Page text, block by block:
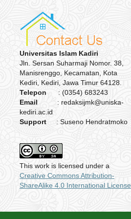
Universitas Islam Kadiri
Jln. Sersan Suharmaji Nomor. 38,
Manisrenggo, Kecamatan, Kota
Kediri, Kediri, Jawa Timur 64128.
Telepon : (0354) 683243
Email
: redaksijmk@uniska-
kediri.ac.id
Support : Suseno Hendratmoko
This work is licensed under a
Creative Commons Attribution-
ShareAlike 4.0 International License